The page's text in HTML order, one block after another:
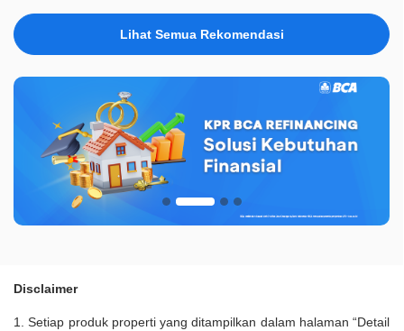
Lihat Semua Rekomendasi
Disclaimer
1. Setiap produk properti yang ditampilkan dalam halaman “Detail